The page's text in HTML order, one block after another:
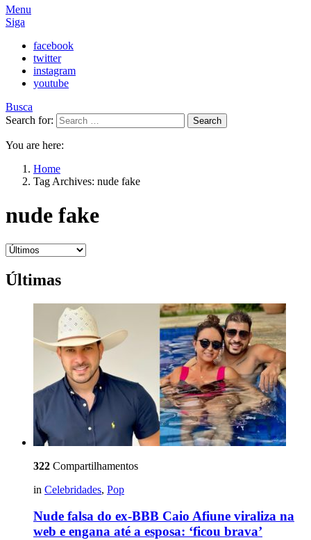
Menu
Siga
facebook
twitter
instagram
youtube
Busca
Search for:
Search
You are here:
Home
Tag Archives: nude fake
nude fake
Últimas
322 Compartilhamentos
in Celebridades, Pop
Nude falsa do ex-BBB Caio Afiune viraliza na
web e engana até a esposa: ‘ficou brava’